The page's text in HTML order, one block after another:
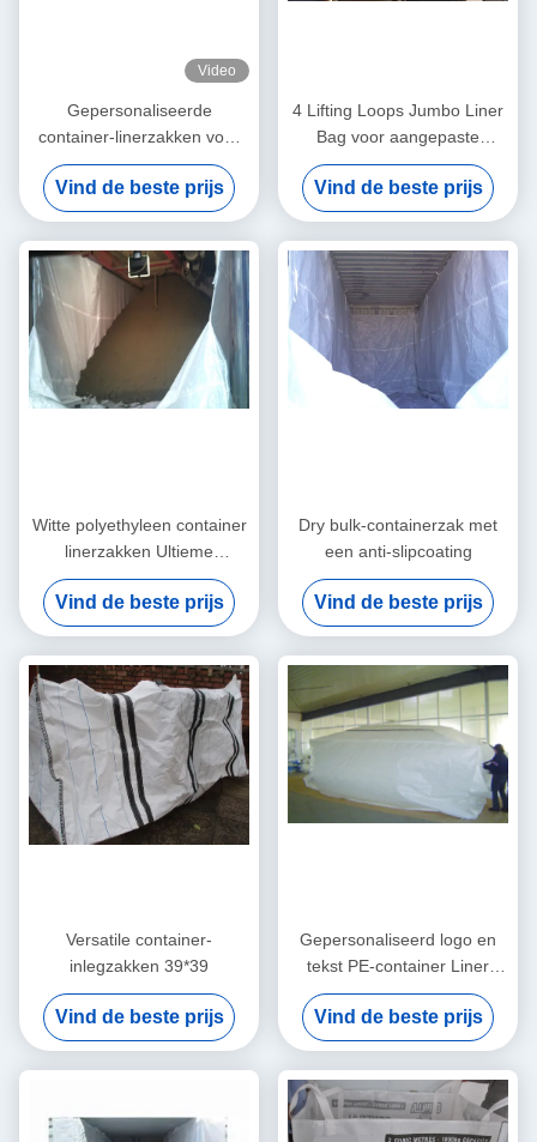
Video
Gepersonaliseerde
container-linerzakken voor
de scheepvaart: vorm-fit of
los-fit liner type en 5 1
veiligheidsverhouding
Vind de beste prijs
4 Lifting Loops Jumbo Liner
Bag voor aangepaste
industriële toepassingen
Vind de beste prijs
Witte polyethyleen container
linerzakken Ultieme
verpakkingsoplossing voor
bulkvervoer
Vind de beste prijs
Dry bulk-containerzak met
een anti-slipcoating
Vind de beste prijs
Versatile container-
inlegzakken 39*39
Vind de beste prijs
Gepersonaliseerd logo en
tekst PE-container Liner
Bags UV-behandeld
Vind de beste prijs